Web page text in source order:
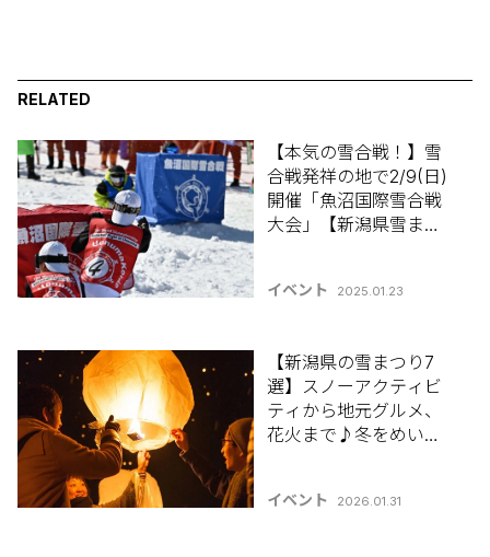
RELATED
【本気の雪合戦！】雪
合戦発祥の地で2/9(日)
開催「魚沼国際雪合戦
大会」【新潟県雪まつ
イベント 2025.01.23
【新潟県の雪まつり7
選】スノーアクティビ
ティから地元グルメ、
花火まで♪冬をめいっ
2026】
イベント 2026.01.31